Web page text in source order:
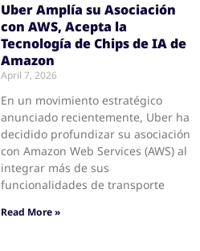
Uber Amplía su Asociación
con AWS, Acepta la
Tecnología de Chips de IA de
Amazon
April 7, 2026
En un movimiento estratégico
anunciado recientemente, Uber ha
decidido profundizar su asociación
con Amazon Web Services (AWS) al
integrar más de sus
funcionalidades de transporte
Read More »